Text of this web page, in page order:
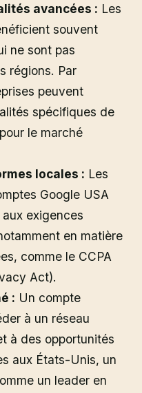
avancées : Les
souvent
ne sont pas
régions. Par
peuvent
spécifiques de
le marché
locales : Les
Google USA
exigences
en matière
comme le CCPA
Act).
: Un compte
à un réseau
à des opportunités
aux États-Unis, un
un leader en